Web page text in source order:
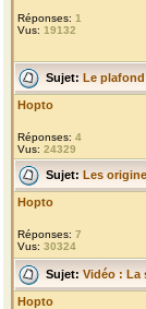
Réponses: 1
Vus: 19132
Sujet: Le plafond
Hopto
Réponses: 4
Vus: 24329
Sujet: Les
Hopto
Réponses: 7
Vus: 30324
Sujet: Vidéo : La
Hopto